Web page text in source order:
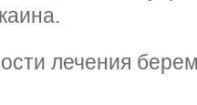
лечения